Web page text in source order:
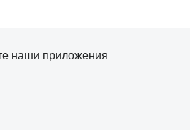
наши приложения